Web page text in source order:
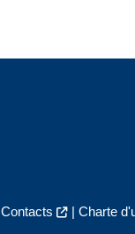
Contacts | Charte